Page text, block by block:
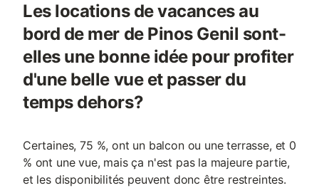
Les locations de vacances au
bord de mer de Pinos Genil sont-
elles une bonne idée pour profiter
d'une belle vue et passer du
temps dehors?
Certaines, 75 %, ont un balcon ou une terrasse, et 0
% ont une vue, mais ça n'est pas la majeure partie,
et les disponibilités peuvent donc être restreintes.